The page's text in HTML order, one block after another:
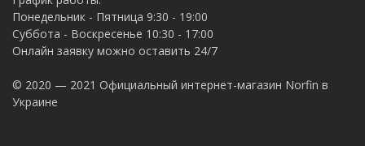
Понедельник - Пятница 9:30 - 19:00
Суббота - Воскресенье 10:30 - 17:00
Онлайн заявку можно оставить 24/7
© 2020 — 2021 Официальный интернет-магазин Norfin в
Украине